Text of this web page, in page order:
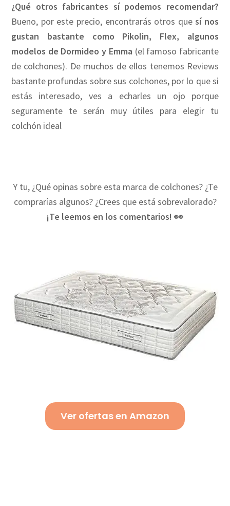
¿Qué otros fabricantes sí podemos recomendar?
Bueno, por este precio, encontrarás otros quesí nos
gustan bastante como Pikolin, Flex, algunos
modelos de Dormideo y Emma (el famoso fabricante
de colchones). De muchos de ellos tenemos Reviews
bastante profundas sobre sus colchones, por lo que si
estás interesado, ves a echarles un ojo porque
seguramente te serán muy útiles para elegir tu
colchón ideal
Y tu, ¿Qué opinas sobre esta marca de colchones? ¿Te
comprarías algunos? ¿Crees que está sobrevalorado?
¡Te leemos en los comentarios! 👀
Ver ofertas en Amazon